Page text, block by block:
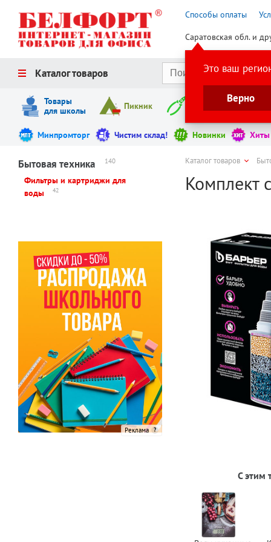
Способы оплаты
Саратовская обл. и
Это ваш
Верно
Каталог товаров
Товары
для школы
Пикник Инструменты
Минпромторг Чистим склад! Новинки Хиты
Бытовая техника 140
Фильтры и картриджи для
воды
42
Реклама
Каталог товаров
Комплект
С этим